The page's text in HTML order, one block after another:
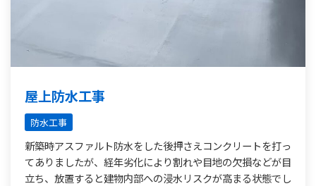
屋上防水工事
防水工事
新築時アスファルト防水をした後押さえコンクリートを打っ
てありましたが、経年劣化により割れや目地の欠損などが目
立ち、放置すると建物内部への浸水リスクが高まる状態でし